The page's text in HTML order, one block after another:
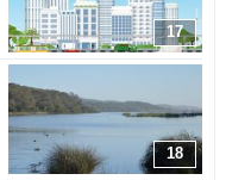
17
18